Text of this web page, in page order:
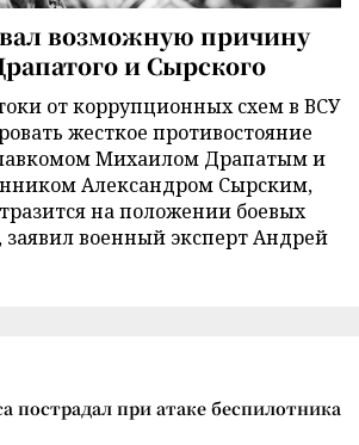
возможную причину
и Сырского
от коррупционных схем в ВСУ
жесткое противостояние
Михаилом Драпатым и
Александром Сырским,
на положении боевых
военный эксперт Андрей
пострадал при атаке беспилотника